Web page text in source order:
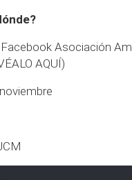
Asociación
AQUÍ)